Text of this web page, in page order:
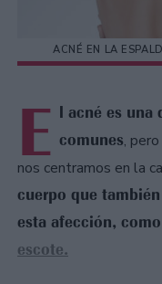
ACNÉ EN LA
E l acné es una
comunes,
nos centramos en la
cuerpo que
esta afección,
escote.